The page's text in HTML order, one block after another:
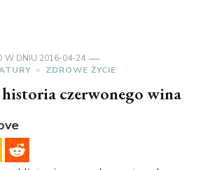
W DNIU 2016-04-24
ZDROWE ŻYCIE
czerwonego wina